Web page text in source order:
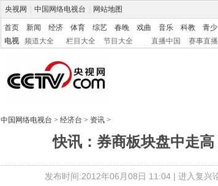
央视网 中国网络电视台 网站地图
首页 新闻 经济 体育 综艺 春晚 戏曲 音乐 科教 青少
电视
频道大全 栏目大全 节目大全 直播中国 赛事直播
中国网络电视台 > 经济台 > 资讯 >
快讯：券商板块盘中走
发布时间:2012年06月08日 11:04 | 进入复兴